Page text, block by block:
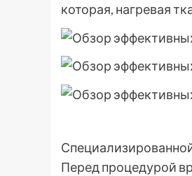
которая, нагревая
Перед процедурой